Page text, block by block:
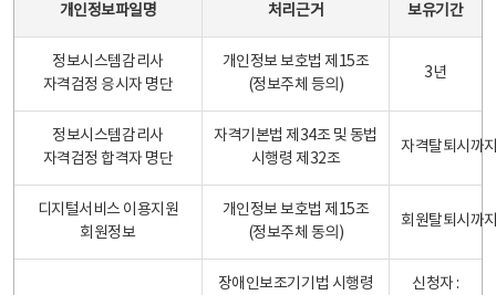
개인정보파일명 처리근거 보유기간
정보시스템감리사
자격검정 응시자 명단
개인정보 보호법 제15조
(정보주체 등의)
3년
정보시스템감리사
자격검정 합격자 명단
자격기본법 제34조 및 동법
시행령 제32조
자격탈퇴시까
디지털서비스 이용지원
회원정보
개인정보 보호법 제15조
(정보주체 동의)
회원탈퇴시까
장애인보조기기법 시행령
신청자 :